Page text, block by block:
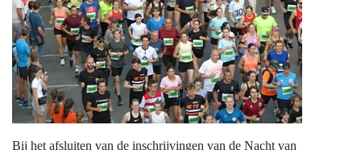
Bij het afsluiten van de inschrijvingen van de Nacht van